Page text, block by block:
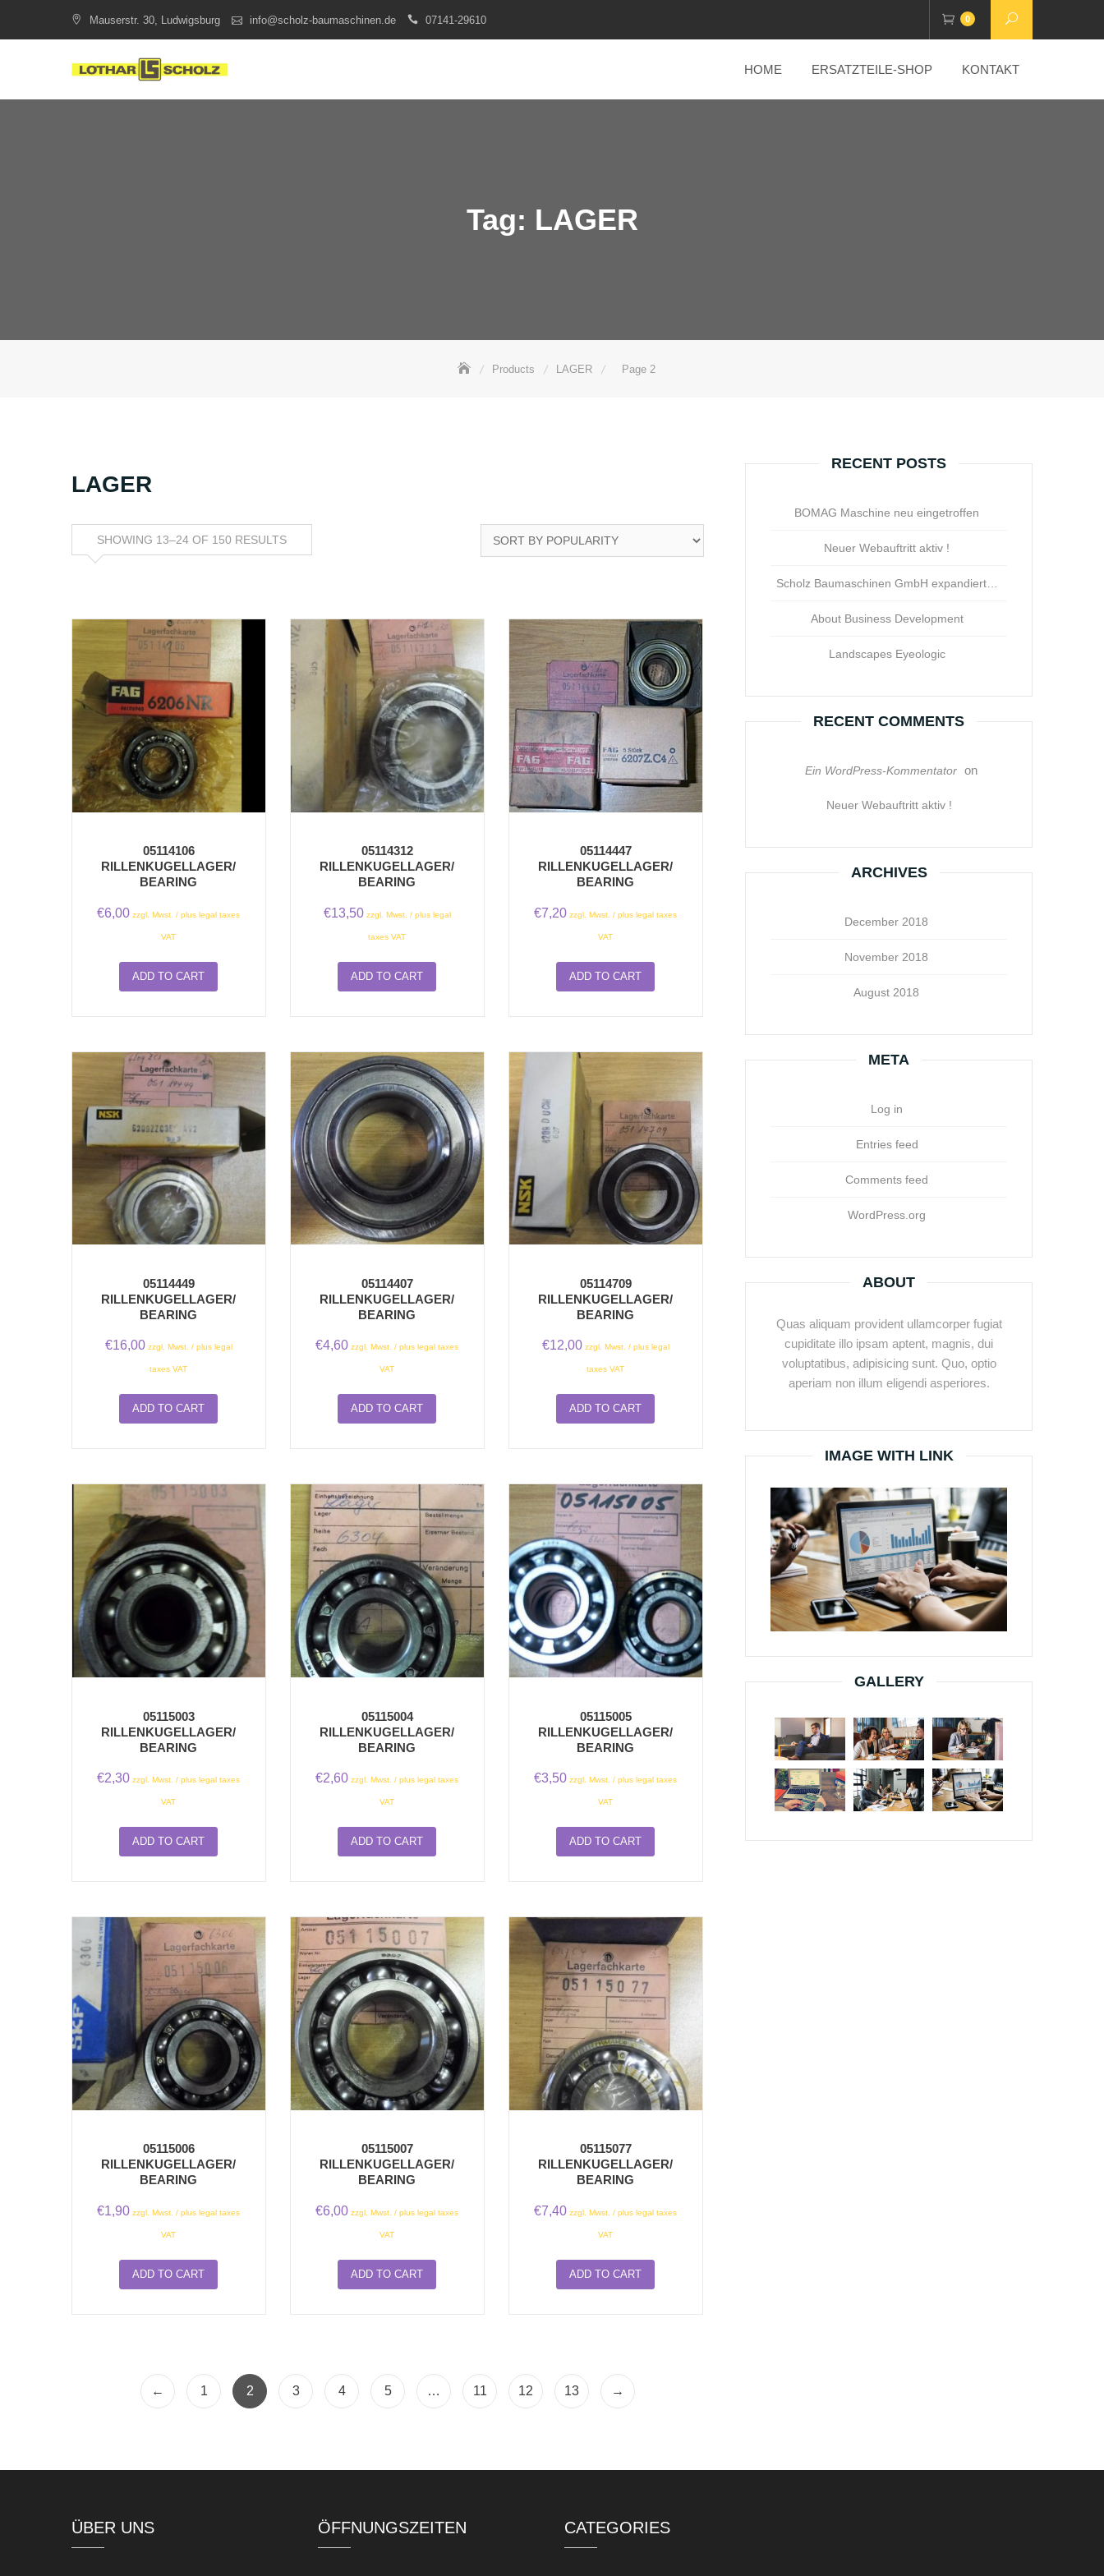
Mauserstr. 30, Ludwigsburg info@scholz-baumaschinen.de 07141-29610 0
HOME ERSATZTEILE-SHOP KONTAKT
Tag: LAGER
Products LAGER Page 2
LAGER
SHOWING 13–24 OF 150 RESULTS
05114106
RILLENKUGELLAGER/
BEARING
€6,00 zzgl. Mwst. / plus legal taxes
VAT
ADD TO CART
05114312
RILLENKUGELLAGER/
BEARING
€13,50 zzgl. Mwst. / plus legal
taxes VAT
ADD TO CART
05114447
RILLENKUGELLAGER/
BEARING
€7,20 zzgl. Mwst. / plus legal taxes
VAT
ADD TO CART
05114449
RILLENKUGELLAGER/
BEARING
€16,00 zzgl. Mwst. / plus legal
taxes VAT
ADD TO CART
05114407
RILLENKUGELLAGER/
BEARING
€4,60 zzgl. Mwst. / plus legal taxes
VAT
ADD TO CART
05114709
RILLENKUGELLAGER/
BEARING
€12,00 zzgl. Mwst. / plus legal
taxes VAT
ADD TO CART
05115003
RILLENKUGELLAGER/
BEARING
€2,30 zzgl. Mwst. / plus legal taxes
VAT
ADD TO CART
05115004
RILLENKUGELLAGER/
BEARING
€2,60 zzgl. Mwst. / plus legal taxes
VAT
ADD TO CART
05115005
RILLENKUGELLAGER/
BEARING
€3,50 zzgl. Mwst. / plus legal taxes
VAT
ADD TO CART
05115006
RILLENKUGELLAGER/
BEARING
€1,90 zzgl. Mwst. / plus legal taxes
VAT
ADD TO CART
05115007
RILLENKUGELLAGER/
BEARING
€6,00 zzgl. Mwst. / plus legal taxes
VAT
ADD TO CART
05115077
RILLENKUGELLAGER/
BEARING
€7,40 zzgl. Mwst. / plus legal taxes
VAT
ADD TO CART
← 1 2 3 4 5 … 11 12 13 →
RECENT POSTS
BOMAG Maschine neu eingetroffen
Neuer Webauftritt aktiv !
Scholz Baumaschinen GmbH expandiert…
About Business Development
Landscapes Eyeologic
RECENT COMMENTS
Ein WordPress-Kommentator on
Neuer Webauftritt aktiv !
ARCHIVES
December 2018
November 2018
August 2018
META
Log in
Entries feed
Comments feed
WordPress.org
ABOUT
Quas aliquam provident ullamcorper fugiat
cupiditate illo ipsam aptent, magnis, dui
voluptatibus, adipisicing sunt. Quo, optio
aperiam non illum eligendi asperiores.
IMAGE WITH LINK
GALLERY
ÜBER UNS ÖFFNUNGSZEITEN CATEGORIES